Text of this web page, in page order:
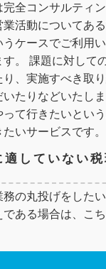
全コンサルティ
業活動についてあ
ケースでご利用
。 課題に対して
り、実施すべき取
たりなどいたし
って行きたいとい
いサービスです。
適していない
務の丸投げをした
ある場合は、こ